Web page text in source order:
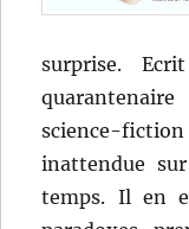
surprise.
science-
inattendue
temps. Il en